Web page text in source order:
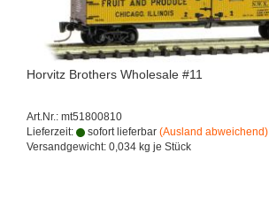
Horvitz Brothers Wholesale #11
Art.Nr.: mt51800810
Lieferzeit:
sofort lieferbar (Ausland abweichend)
Versandgewicht: 0,034 kg je Stück